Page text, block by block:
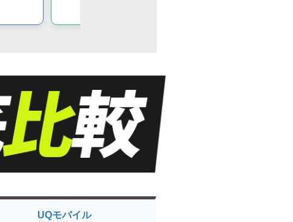
UQモバイル